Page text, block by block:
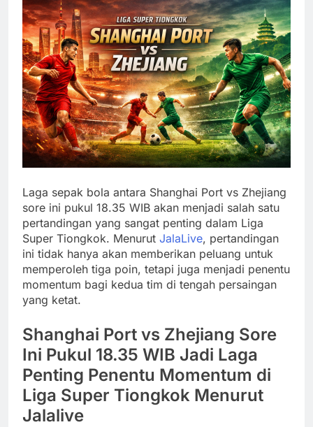
Laga sepak bola antara Shanghai Port vs Zhejiang
sore ini pukul 18.35 WIB akan menjadi salah satu
pertandingan yang sangat penting dalam Liga
Super Tiongkok. Menurut JalaLive, pertandingan
ini tidak hanya akan memberikan peluang untuk
memperoleh tiga poin, tetapi juga menjadi penentu
momentum bagi kedua tim di tengah persaingan
yang ketat.
Shanghai Port vs Zhejiang Sore
Ini Pukul 18.35 WIB Jadi Laga
Penting Penentu Momentum di
Liga Super Tiongkok Menurut
Jalalive